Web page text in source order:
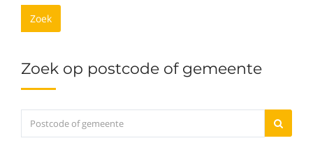
Zoek
Zoek op postcode of gemeente